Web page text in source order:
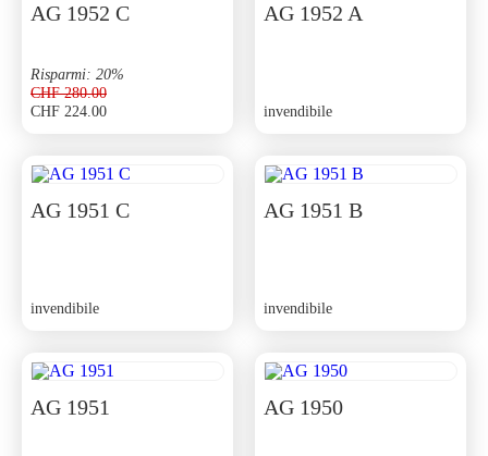
AG 1952 C
CHF280.00
originale
era:
CHF 280.00.
CHF 224.00
attuale
è:
CHF 224.00.
Risparmi: 20%
AG 1952 A
invendibile
AG 1951 C
invendibile
AG 1951 B
invendibile
AG 1951 AG 1950